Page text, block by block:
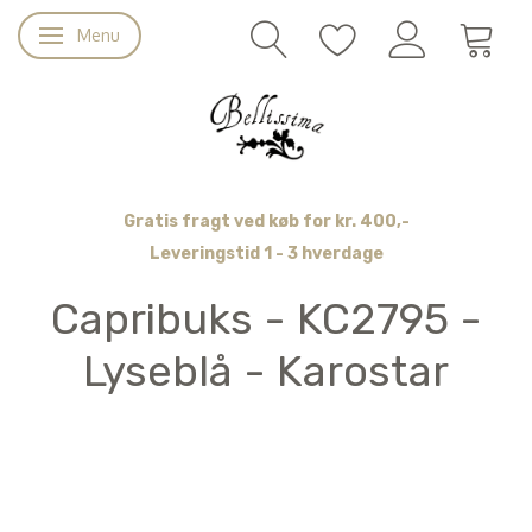
Skifte navigation
Menu
Gratis fragt ved køb for kr. 400,-
Leveringstid 1 - 3 hverdage
Capribuks - KC2795 -
Lyseblå - Karostar